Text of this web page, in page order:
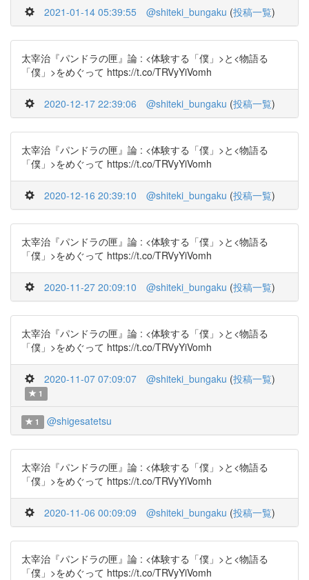
2021-01-14 05:39:55 @shiteki_bungaku (投稿一覧)
太宰治『パンドラの匣』論 : <体験する「僕」>と<物語る
「僕」>をめぐって https://t.co/TRVyYiVomh
2020-12-17 22:39:06 @shiteki_bungaku (投稿一覧)
太宰治『パンドラの匣』論 : <体験する「僕」>と<物語る
「僕」>をめぐって https://t.co/TRVyYiVomh
2020-12-16 20:39:10 @shiteki_bungaku (投稿一覧)
太宰治『パンドラの匣』論 : <体験する「僕」>と<物語る
「僕」>をめぐって https://t.co/TRVyYiVomh
2020-11-27 20:09:10 @shiteki_bungaku (投稿一覧)
太宰治『パンドラの匣』論 : <体験する「僕」>と<物語る
「僕」>をめぐって https://t.co/TRVyYiVomh
2020-11-07 07:09:07 @shiteki_bungaku (投稿一覧)
1
1 @shigesatetsu
太宰治『パンドラの匣』論 : <体験する「僕」>と<物語る
「僕」>をめぐって https://t.co/TRVyYiVomh
2020-11-06 00:09:09 @shiteki_bungaku (投稿一覧)
太宰治『パンドラの匣』論 : <体験する「僕」>と<物語る
「僕」>をめぐって https://t.co/TRVyYiVomh